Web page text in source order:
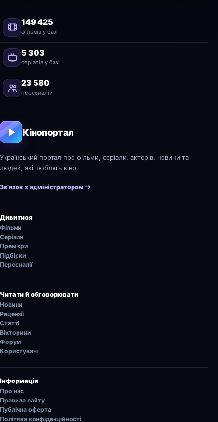
149 425
фільмів у базі
5 303
серіалів у базі
23 580
персоналій
Кінопортал
Український портал про фільми, серіали, акторів, новини та
людей, які люблять кіно.
Зв’язок з адміністратором
Дивитися
Фільми
Серіали
Прем’єри
Підбірки
Персоналії
Читати й обговорювати
Новини
Рецензії
Статті
Вікторини
Форум
Користувачі
Інформація
Про нас
Правила сайту
Публічна оферта
Політика конфіденційності